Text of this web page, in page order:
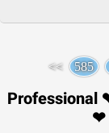
585
>>
❤ فیلمهای سکسی ایرانی غیر آماتوری ❤ Professional